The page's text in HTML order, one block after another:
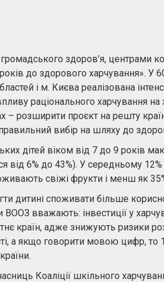
здоров’я, центрами
до здорового харчування». У
і м. Києва реалізована
раціонального харчування на
– розширити проєкт на решту
вибір на шляху до
дітей віком від 7 до 9 років
від 6% до 43%). У середньому
свіжі фрукти і менш як
дитині споживати більше
вважають: інвестиції у
країн, адже знижують ризики
а якщо говорити мовою цифр, то
Коаліції шкільного